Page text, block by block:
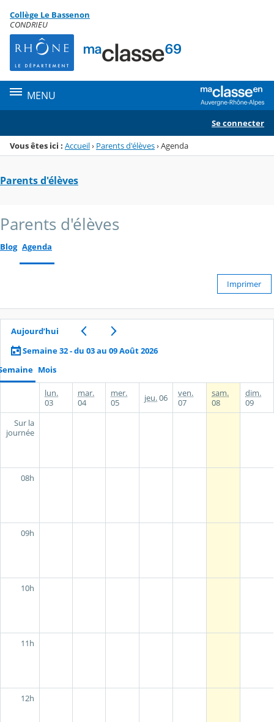
Menu de la rubrique
Contenu
Collège Le Bassenon
CONDRIEU
MENU
Se connecter
Vous êtes ici : Accueil› Parents d'élèves›Agenda
Parents d'élèves
Parents d'élèves
Blog Agenda
Imprimer
Aujourd’hui
Semaine 32 - du 03 au 09 Août 2026
Mois
lun.
03
mar.
04
mer.
05
jeu.06
ven.
07
sam.
08
dim.
09
Sur la
journée
08h
09h
10h
11h
12h